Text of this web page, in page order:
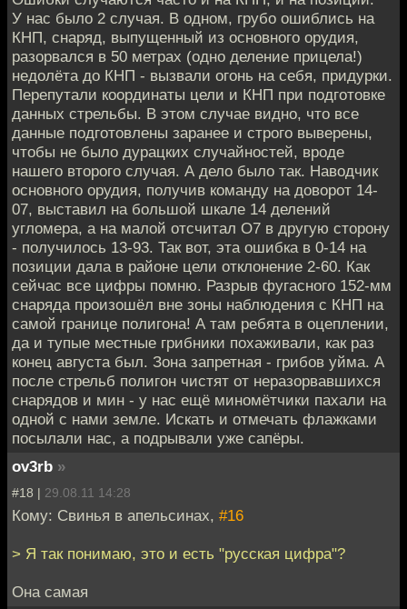
У нас было 2 случая. В одном, грубо ошиблись на
КНП, снаряд, выпущенный из основного орудия,
разорвался в 50 метрах (одно деление прицела!)
недолёта до КНП - вызвали огонь на себя, придурки.
Перепутали координаты цели и КНП при подготовке
данных стрельбы. В этом случае видно, что все
данные подготовлены заранее и строго выверены,
чтобы не было дурацких случайностей, вроде
нашего второго случая. А дело было так. Наводчик
основного орудия, получив команду на доворот 14-
07, выставил на большой шкале 14 делений
угломера, а на малой отсчитал О7 в другую сторону
- получилось 13-93. Так вот, эта ошибка в 0-14 на
позиции дала в районе цели отклонение 2-60. Как
сейчас все цифры помню. Разрыв фугасного 152-мм
снаряда произошёл вне зоны наблюдения с КНП на
самой границе полигона! А там ребята в оцеплении,
да и тупые местные грибники похаживали, как раз
конец августа был. Зона запретная - грибов уйма. А
после стрельб полигон чистят от неразорвавшихся
снарядов и мин - у нас ещё миномётчики пахали на
одной с нами земле. Искать и отмечать флажками
посылали нас, а подрывали уже сапёры.
ov3rb »
#18 | 29.08.11 14:28
Кому: Свинья в апельсинах, #16
> Я так понимаю, это и есть "русская цифра"?
Она самая